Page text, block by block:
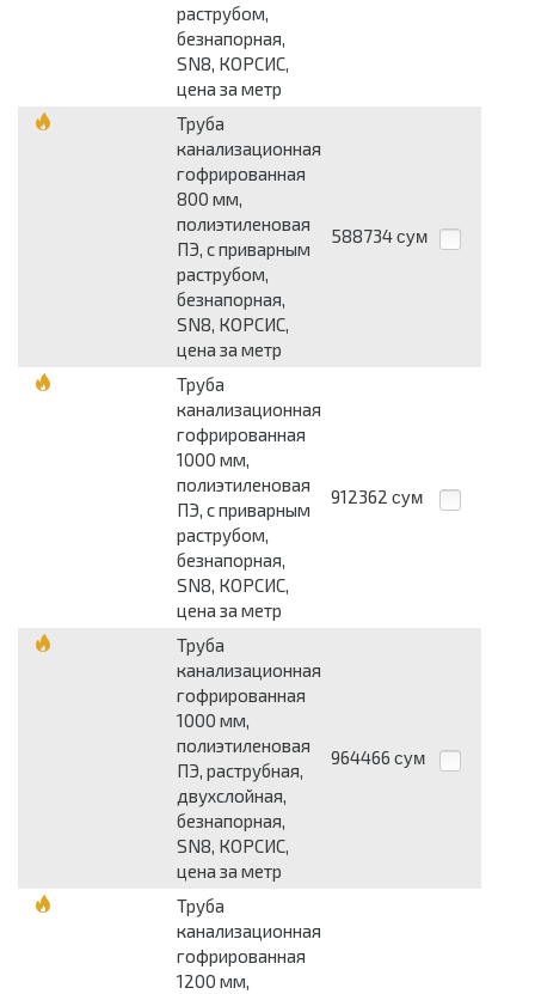
раструбом,
безнапорная,
SN8, КОРСИС,
цена за метр
Труба
канализационная
гофрированная
800 мм,
полиэтиленовая
ПЭ, с приварным
раструбом,
безнапорная,
SN8, КОРСИС,
цена за метр
588734 сум
Труба
канализационная
гофрированная
1000 мм,
полиэтиленовая
ПЭ, с приварным
раструбом,
безнапорная,
SN8, КОРСИС,
цена за метр
912362 сум
Труба
канализационная
гофрированная
1000 мм,
полиэтиленовая
ПЭ, раструбная,
двухслойная,
безнапорная,
SN8, КОРСИС,
цена за метр
964466 сум
Труба
канализационная
гофрированная
1200 мм,